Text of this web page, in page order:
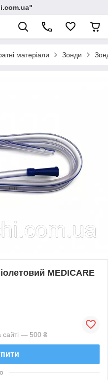
матеріали Зонди
MEDICARE
сайті — 500 ₴